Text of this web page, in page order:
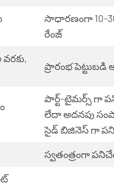
సాధారణంగా 10-
రేంజ్
వరకు,
ప్రారంభ పెట్టుబడి
పార్ట్-టైమర్స్ గా
లేదా అదనపు
సైడ్ బిజినెస్ గా
స్వతంత్రంగా